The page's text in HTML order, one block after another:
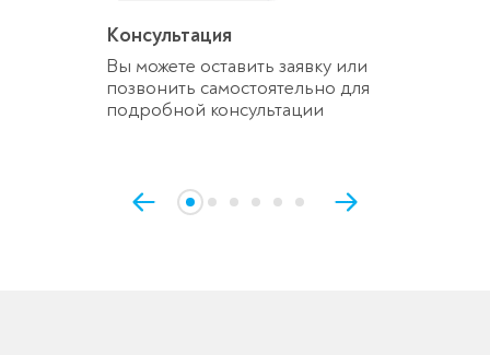
Консультация
Вы можете оставить заявку или
позвонить самостоятельно для
подробной консультации